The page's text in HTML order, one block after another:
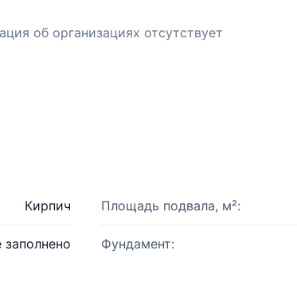
об организациях отсутствует
Кирпич Площадь подвала, м²:
заполнено Фундамент: